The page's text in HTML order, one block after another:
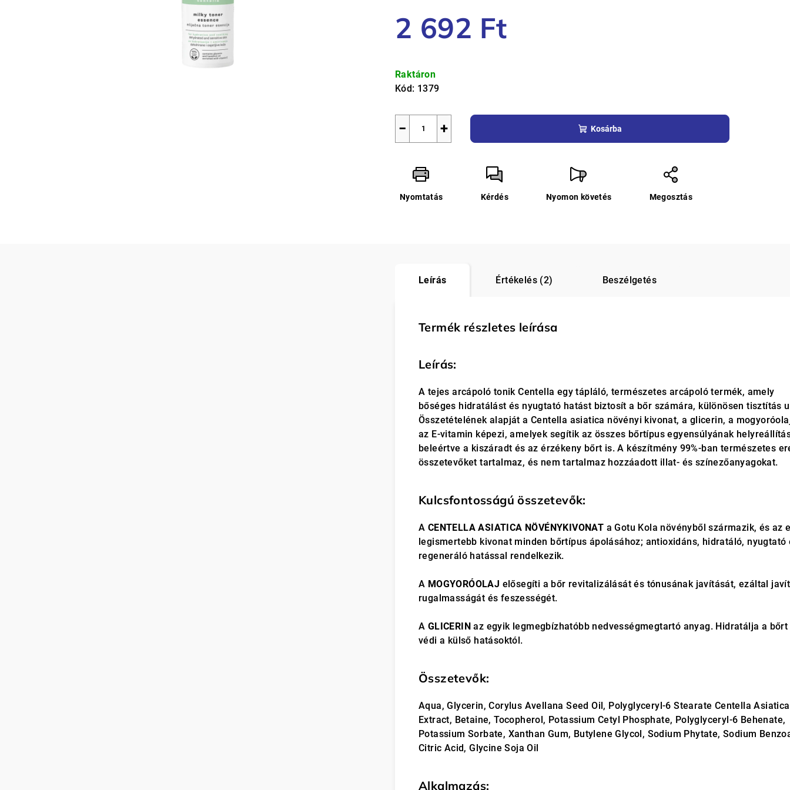
csillag.
2 692 Ft
Raktáron
Kód: 1379
+
− Kosárba
Nyomtatás Kérdés Nyomon követés Megosztás
Leírás Értékelés (2) Beszélgetés
Termék részletes leírása
Leírás:
A tejes arcápoló tonik Centella egy tápláló, természetes arcápoló termék, amely
bőséges hidratálást és nyugtató hatást biztosít a bőr számára, különösen tisztítás
Összetételének alapját a Centella asiatica növényi kivonat, a glicerin, a
az E-vitamin képezi, amelyek segítik az összes bőrtípus egyensúlyának
beleértve a kiszáradt és az érzékeny bőrt is. A készítmény 99%-ban természetes
összetevőket tartalmaz, és nem tartalmaz hozzáadott illat- és színezőanyagokat.
Kulcsfontosságú összetevők:
A CENTELLA ASIATICA NÖVÉNYKIVONAT a Gotu Kola növényből származik, és az
legismertebb kivonat minden bőrtípus ápolásához; antioxidáns, hidratáló, nyugtató
regeneráló hatással rendelkezik.
A MOGYORÓOLAJ elősegíti a bőr revitalizálását és tónusának javítását, ezáltal
rugalmasságát és feszességét.
A GLICERIN az egyik legmegbízhatóbb nedvességmegtartó anyag. Hidratálja a bőrt
védi a külső hatásoktól.
Összetevők:
Aqua, Glycerin, Corylus Avellana Seed Oil, Polyglyceryl-6 Stearate Centella
Extract, Betaine, Tocopherol, Potassium Cetyl Phosphate, Polyglyceryl-6 Behenate,
Potassium Sorbate, Xanthan Gum, Butylene Glycol, Sodium Phytate, Sodium
Citric Acid, Glycine Soja Oil
Alkalmazás: